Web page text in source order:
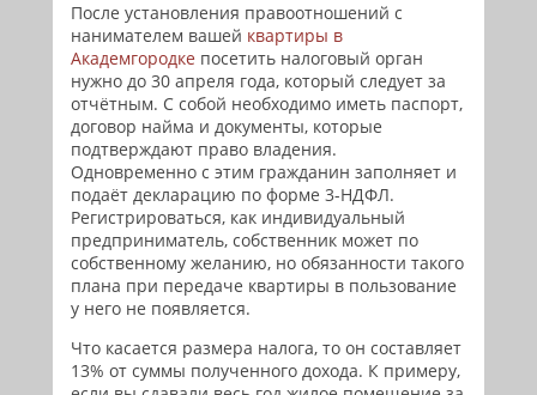
После установления правоотношений с
нанимателем вашей квартиры в
Академгородке посетить налоговый орган
нужно до 30 апреля года, который следует за
отчётным. С собой необходимо иметь паспорт,
договор найма и документы, которые
подтверждают право владения.
Одновременно с этим гражданин заполняет и
подаёт декларацию по форме 3-НДФЛ.
Регистрироваться, как индивидуальный
предприниматель, собственник может по
собственному желанию, но обязанности такого
плана при передаче квартиры в пользование
у него не появляется.
Что касается размера налога, то он составляет
13% от суммы полученного дохода. К примеру,